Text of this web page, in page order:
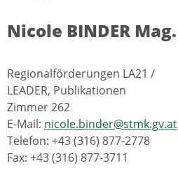
Nicole BINDER Mag.
Regionalförderungen LA21 /
LEADER, Publikationen
Zimmer 262
E-Mail: nicole.binder@stmk.gv.at
Telefon: +43 (316) 877-2778
Fax: +43 (316) 877-3711